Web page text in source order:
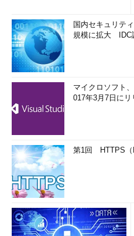
国内セキュリテ
規模に拡大 IDC
マイクロソフト
017年3月7日にリ
第1回 HTTPS（